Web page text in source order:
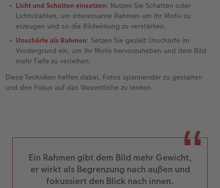
Neuheiten
Extras
Extras
CEWE myPhotos
Neuheiten
Licht und Schatten einsetzen: Nutzen Sie Schatten oder
Lichtstrahlen, um interessante Rahmen um Ihr Motiv zu
erzeugen und so die Bildwirkung zu verstärken.
Unschärfe als Rahmen: Setzen Sie gezielt Unschärfe im
Vordergrund ein, um Ihr Motiv hervorzuheben und dem Bild
mehr Tiefe zu verleihen.
Diese Techniken helfen dabei, Fotos spannender zu gestalten
und den Fokus auf das Wesentliche zu lenken.
Ein Rahmen gibt dem Bild mehr Gewicht,
er wirkt als Begrenzung nach außen und
fokussiert den Blick nach innen.